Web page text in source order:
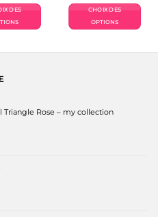
initial
était :
180 Dhs.
actuel
DES
être
initial
était :
180 Dhs.
actuel
CHOIX DES
OPTIONS
être
Triangle Rose – my collection